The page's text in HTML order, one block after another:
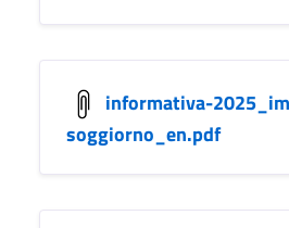
informativa-
soggiorno_en.pdf